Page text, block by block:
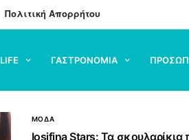
Πολιτική Απορρήτου
LIFE ΓΑΣΤΡΟΝΟΜΙΑ
ΜΟΔΑ
Iosifina Stars: Τα